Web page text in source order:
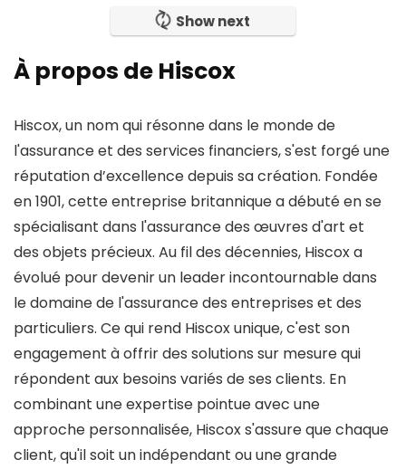
Show next
À propos de Hiscox
Hiscox, un nom qui résonne dans le monde de
l'assurance et des services financiers, s'est forgé une
réputation d’excellence depuis sa création. Fondée
en 1901, cette entreprise britannique a débuté en se
spécialisant dans l'assurance des œuvres d'art et
des objets précieux. Au fil des décennies, Hiscox a
évolué pour devenir un leader incontournable dans
le domaine de l'assurance des entreprises et des
particuliers. Ce qui rend Hiscox unique, c'est son
engagement à offrir des solutions sur mesure qui
répondent aux besoins variés de ses clients. En
combinant une expertise pointue avec une
approche personnalisée, Hiscox s'assure que chaque
client, qu'il soit un indépendant ou une grande